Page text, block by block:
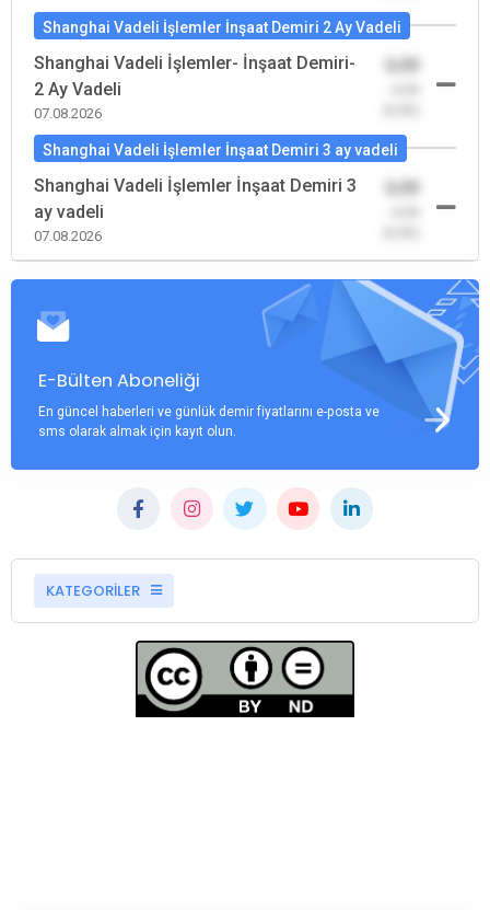
Shanghai Vadeli İşlemler İnşaat Demiri 2 Ay Vadeli
Shanghai Vadeli İşlemler- İnşaat Demiri-
2 Ay Vadeli
07.08.2026
Shanghai Vadeli İşlemler İnşaat Demiri 3 ay vadeli
Shanghai Vadeli İşlemler İnşaat Demiri 3
ay vadeli
07.08.2026
E-Bülten Aboneliği
En güncel haberleri ve günlük demir fiyatlarını e-posta ve
sms olarak almak için kayıt olun.
KATEGORİLER